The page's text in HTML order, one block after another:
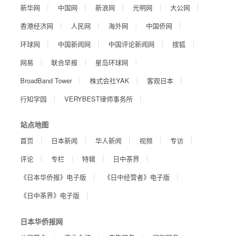
新华网 中国网 新浪网 光明网
大公网
香港经济网
人民网 海外网
中国侨网
环球网
中国新闻网 中国评论新闻网
搜狐
网易
联合早报
星岛环球网
BroadBand Tower
株式会社YAK
客观日本
行知学园
VERYBEST律师事务所
站点地图
首页 日本新闻 华人新闻 视频
专访
评论
专栏 特辑
日中茶界
《日本华侨报》电子版
《日中经营者》电子版
《日中茶界》电子版
日本华侨报网